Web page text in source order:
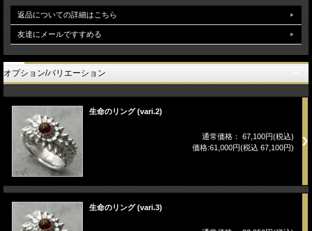
返品についての詳細はこちら
友達にメールですすめる
オプション/バリエーション
生命のリング (vari.2)
通常価格： 67,100円(税込)
価格:61,000円(税込 67,100円)
生命のリング (vari.3)